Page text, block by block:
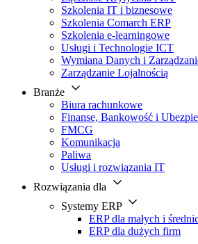
Szkolenia IT i biznesowe
Szkolenia Comarch ERP
Szkolenia e-learningowe
Usługi i Technologie ICT
Wymiana Danych i
Zarządzanie Lojalnością
Branże
Biura rachunkowe
Finanse, Bankowość i
FMCG
Komunikacja
Paliwa
Usługi i rozwiązania IT
Rozwiązania dla
Systemy ERP
ERP dla małych i
ERP dla dużych firm